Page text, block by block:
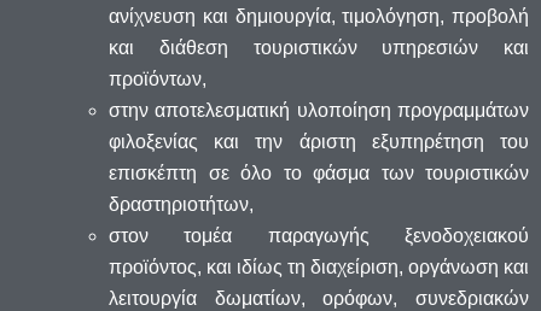
ανίχνευση και δημιουργία, τιμολόγηση, προβολή
και διάθεση τουριστικών υπηρεσιών και
προϊόντων,
στην αποτελεσματική υλοποίηση προγραμμάτων
φιλοξενίας και την άριστη εξυπηρέτηση του
επισκέπτη σε όλο το φάσμα των τουριστικών
δραστηριοτήτων,
στον τομέα παραγωγής ξενοδοχειακού
προϊόντος, και ιδίως τη διαχείριση, οργάνωση και
λειτουργία δωματίων, ορόφων, συνεδριακών